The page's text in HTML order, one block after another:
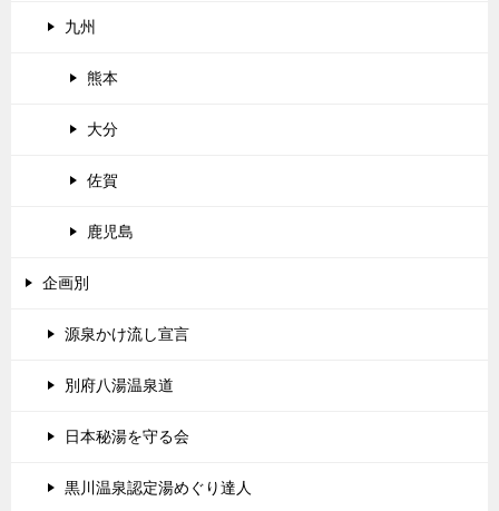
九州
熊本
大分
佐賀
鹿児島
企画別
源泉かけ流し宣言
別府八湯温泉道
日本秘湯を守る会
黒川温泉認定湯めぐり達人